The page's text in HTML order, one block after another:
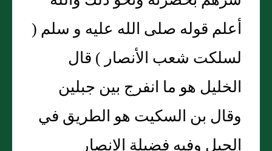
أعلم قوله صلى الله عليه و سلم (
لسلكت شعب الأنصار ) قال
الخليل هو ما انفرج بين جبلين
وقال بن السكيت هو الطريق في